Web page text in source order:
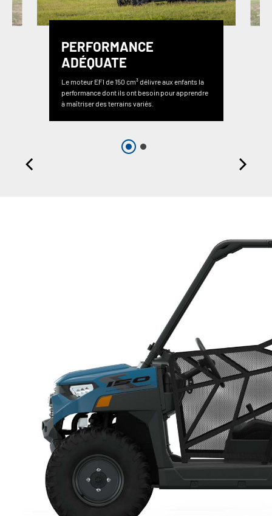
PERFORMANCE
ADÉQUATE
Le moteur EFI de 150 cm³ délivre aux enfants la
performance dont ils ont besoin pour apprendre
à maîtriser des terrains variés.